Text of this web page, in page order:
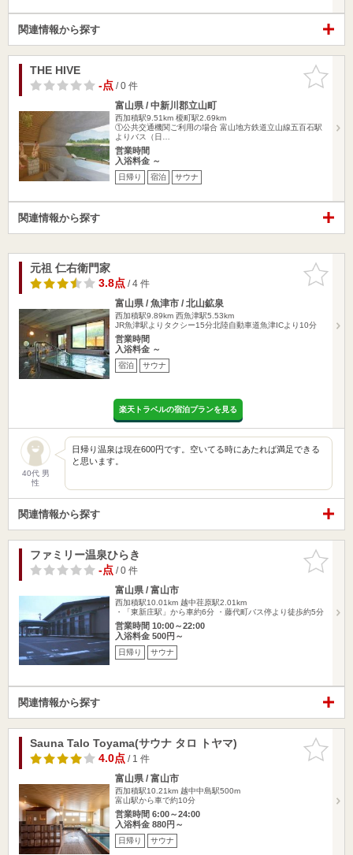
関連情報から探す
お気に入
りに追加
THE HIVE
-点/ 0 件
富山県 / 中新川郡立山町
西加積駅9.51km 榎町駅2.69km
①公共交通機関ご利用の場合 富山地方鉄道立山線五百石駅
よりバス（日…
営業時間
入浴料金 ～
日帰り 宿泊 サウナ
関連情報から探す
お気に入
りに追加
元祖 仁右衛門家
3.8点/ 4 件
富山県 / 魚津市 / 北山鉱泉
西加積駅9.89km 西魚津駅5.53km
JR魚津駅よりタクシー15分北陸自動車道魚津ICより10分
営業時間
入浴料金 ～
宿泊 サウナ
楽天トラベルの宿泊プランを見る
40代 男
性
日帰り温泉は現在600円です。空いてる時にあたれば満足できる
と思います。
関連情報から探す
お気に入
りに追加
ファミリー温泉ひらき
-点/ 0 件
富山県 / 富山市
西加積駅10.01km 越中荏原駅2.01km
・「東新庄駅」から車約6分 ・藤代町バス停より徒歩約5分
営業時間 10:00～22:00
入浴料金 500円～
日帰り サウナ
関連情報から探す
お気に入
りに追加
Sauna Talo Toyama(サウナ タロ トヤマ)
4.0点/ 1 件
富山県 / 富山市
西加積駅10.21km 越中中島駅500m
富山駅から車で約10分
営業時間 6:00～24:00
入浴料金 880円～
日帰り サウナ